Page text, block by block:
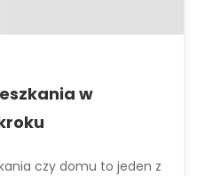
w
czy domu to jeden z